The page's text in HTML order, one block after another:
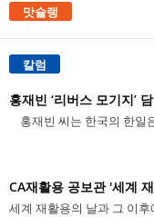
맛슐랭
칼럼
홍재빈 ‘리버스 모기지’
홍재빈 씨는 한국의 한일
CA재활용 공보관 '세계
세계 재활용의 날과 그 이